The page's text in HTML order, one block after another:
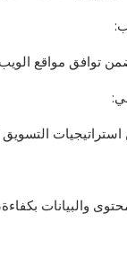
توافق مواقع
التسويق
والبيانات